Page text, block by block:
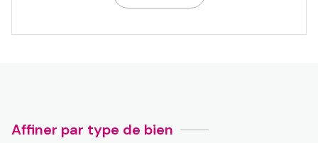
Affiner par type de bien